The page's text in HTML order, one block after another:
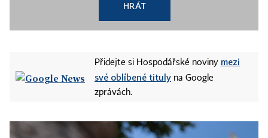
HRÁT
Přidejte si Hospodářské noviny mezi
své oblíbené tituly na Google
zprávách.